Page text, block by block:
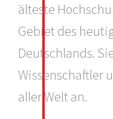
älteste
Gebiet des
Deutschlands.
Wissenschaftler
aller Welt an.